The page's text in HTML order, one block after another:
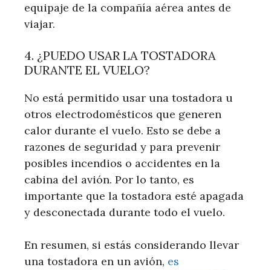
equipaje de la compañía aérea antes de
viajar.
4. ¿PUEDO USAR LA TOSTADORA
DURANTE EL VUELO?
No está permitido usar una tostadora u
otros electrodomésticos que generen
calor durante el vuelo. Esto se debe a
razones de seguridad y para prevenir
posibles incendios o accidentes en la
cabina del avión. Por lo tanto, es
importante que la tostadora esté apagada
y desconectada durante todo el vuelo.
En resumen, si estás considerando llevar
una tostadora en un avión, es